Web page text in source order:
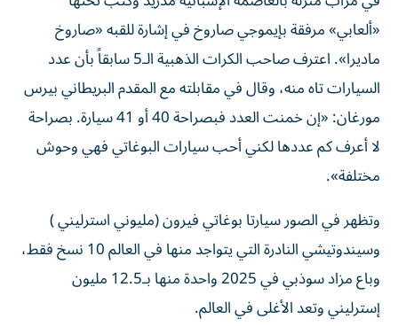
«ألعابي» مرفقة بإيموجي صاروخ في إشارة للقبه «صاروخ
ماديرا». اعترف صاحب الكرات الذهبية الـ5 سابقاً بأن عدد
السيارات تاه منه، وقال في مقابلته مع المقدم البريطاني بيرس
مورغان: «إن خمنت العدد فبصراحة 40 أو 41 سيارة. بصراحة
لا أعرف كم عددها لكني أحب سيارات البوغاتي فهي وحوش
مختلفة».
وتظهر في الصور سيارتا بوغاتي فيرون (مليوني استرليني )
وسيندوتيشي النادرة التي يتواجد منها في العالم 10 نسخ فقط،
وباع مزاد سوذبي في 2025 واحدة منها بـ12.5 مليون
إسترليني وتعد الأغلى في العالم.